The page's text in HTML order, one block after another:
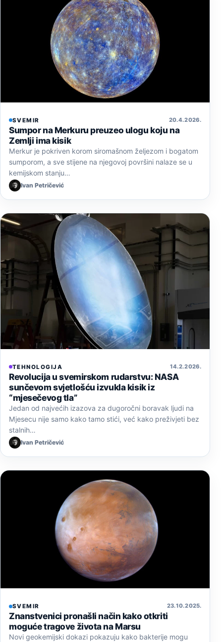
SVEMIR 20. 4. 2026.
Sumpor na Merkuru preuzeo ulogu koju na
Zemlji ima kisik
Merkur je pokriven korom siromašnom željezom i bogatom
sumporom, a sve stijene na njegovoj površini nalaze se u
kemijskom stanju…
Ivan Petričević
TEHNOLOGIJA 14. 2. 2026.
Revolucija u svemirskom rudarstvu: NASA
sunčevom svjetlošću izvukla kisik iz
“mjesečevog tla”
Jedan od najvećih izazova za dugoročni boravak ljudi na
Mjesecu nije samo kako tamo stići, već kako preživjeti bez
stalnih…
Ivan Petričević
SVEMIR 23. 10. 2025.
Znanstvenici pronašli način kako otkriti
moguće tragove života na Marsu
Novi geokemijski dokazi pokazuju kako bakterije mogu